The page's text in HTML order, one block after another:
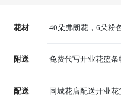
花材 40朵弗朗花，6朵粉
附送 免费代写开业花篮
配送 同城花店配送开业花